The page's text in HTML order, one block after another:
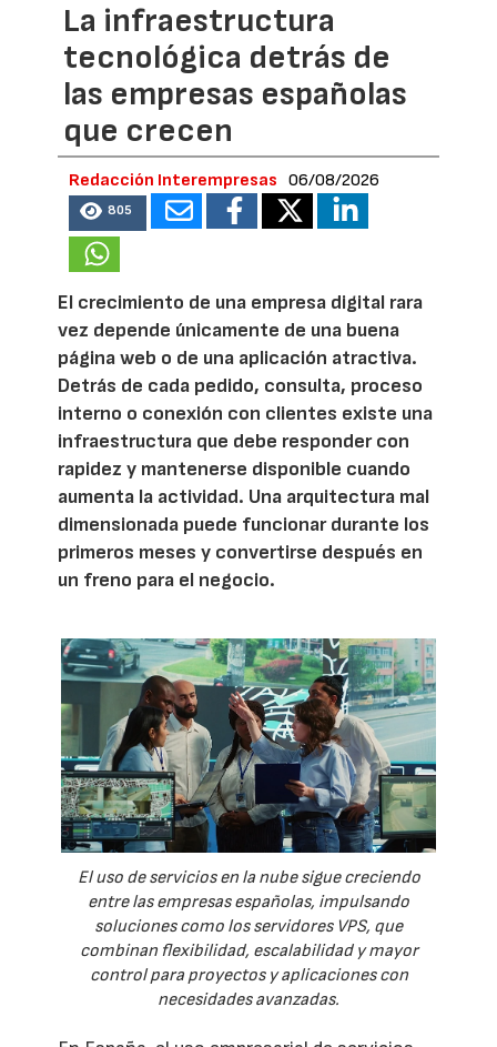
La infraestructura
tecnológica detrás de
las empresas españolas
que crecen
Redacción Interempresas 06/08/2026
805
El crecimiento de una empresa digital rara
vez depende únicamente de una buena
página web o de una aplicación atractiva.
Detrás de cada pedido, consulta, proceso
interno o conexión con clientes existe una
infraestructura que debe responder con
rapidez y mantenerse disponible cuando
aumenta la actividad. Una arquitectura mal
dimensionada puede funcionar durante los
primeros meses y convertirse después en
un freno para el negocio.
El uso de servicios en la nube sigue creciendo
entre las empresas españolas, impulsando
soluciones como los servidores VPS, que
combinan flexibilidad, escalabilidad y mayor
control para proyectos y aplicaciones con
necesidades avanzadas.